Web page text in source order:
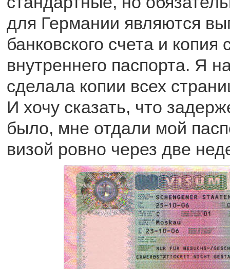
для Германии являются
банковского счета и копия
внутреннего паспорта. Я
сделала копии всех
И хочу сказать, что
было, мне отдали мой
визой ровно через две